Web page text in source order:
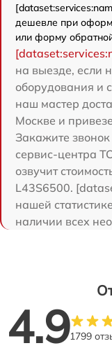
дешевле при
или форму
на выезде, если
оборудования и
наш мастер
Москве и
Закажите
сервис-центра
озвучит
L43S6500.
нашей
наличии всех
4.91799